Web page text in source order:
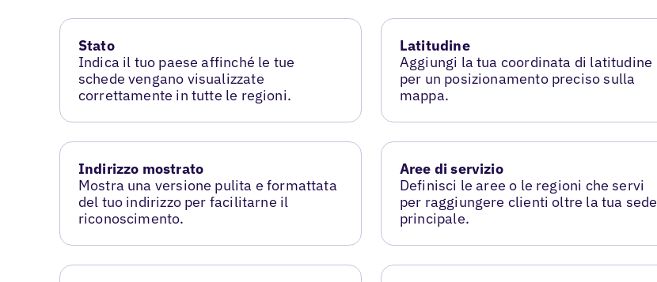
Stato
Indica il tuo paese affinché le tue
schede vengano visualizzate
correttamente in tutte le regioni.
Latitudine
Aggiungi la tua coordinata di latitudine
per un posizionamento preciso sulla
mappa.
Indirizzo mostrato
Mostra una versione pulita e formattata
del tuo indirizzo per facilitarne il
riconoscimento.
Aree di servizio
Definisci le aree o le regioni che servi
per raggiungere clienti oltre la tua sede
principale.